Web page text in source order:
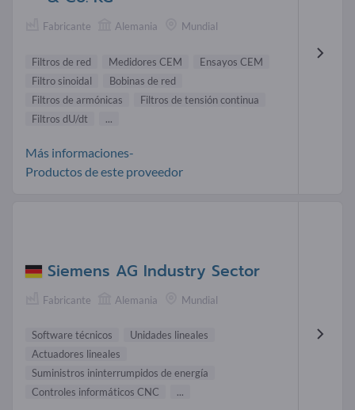
Fabricante Alemania Mundial
Filtros de red Medidores CEM
Ensayos CEM
Filtro sinoidal
Bobinas de red
Filtros de armónicas
Filtros de tensión continua
Filtros dU/dt
...
Más informaciones-
Productos de este proveedor
Siemens AG Industry Sector
Fabricante Alemania Mundial
Software técnicos
Unidades lineales
Actuadores lineales
Suministros ininterrumpidos de energía
Controles informáticos CNC
...